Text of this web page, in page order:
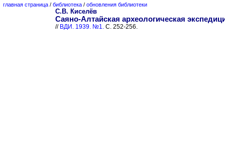
главная страница / библиотека / обновления библиотеки
С.В. Киселёв
Саяно-Алтайская археологическая
// ВДИ. 1939. №1. С. 252-256.